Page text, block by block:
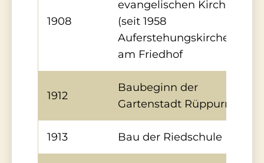
1908
evangelischen Kirche
(seit 1958
Auferstehungskirche)
am Friedhof
1912
Baubeginn der
Gartenstadt Rüppurr
1913 Bau der Riedschule